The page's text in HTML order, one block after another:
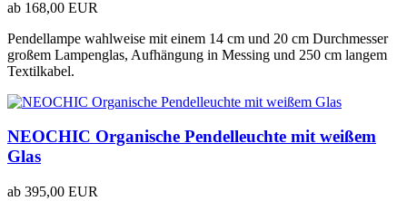
ab 168,00 EUR
Pendellampe wahlweise mit einem 14 cm und 20 cm Durchmesser
großem Lampenglas, Aufhängung in Messing und 250 cm langem
Textilkabel.
NEOCHIC Organische Pendelleuchte mit weißem
Glas
ab 395,00 EUR